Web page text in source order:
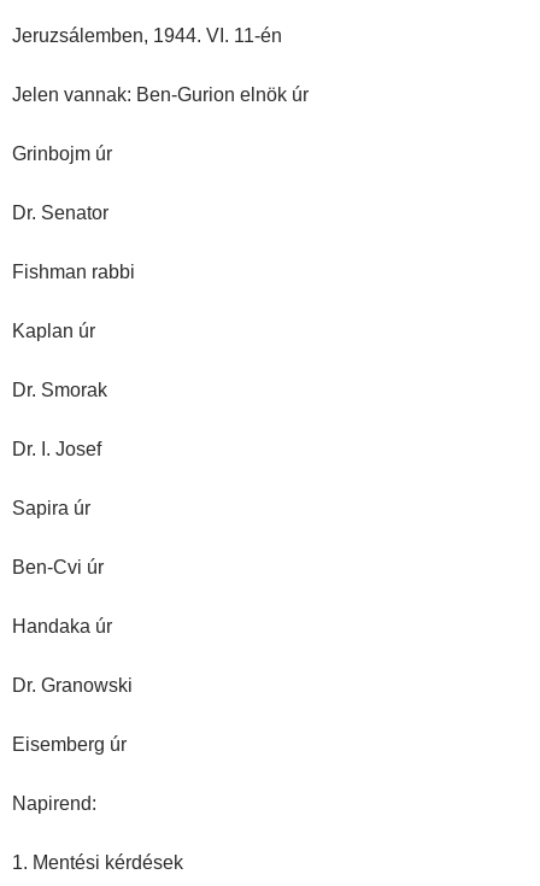
Jeruzsálemben, 1944. VI. 11-én
Jelen vannak: Ben-Gurion elnök úr
Grinbojm úr
Dr. Senator
Fishman rabbi
Kaplan úr
Dr. Smorak
Dr. I. Josef
Sapira úr
Ben-Cvi úr
Handaka úr
Dr. Granowski
Eisemberg úr
Napirend:
1. Mentési kérdések